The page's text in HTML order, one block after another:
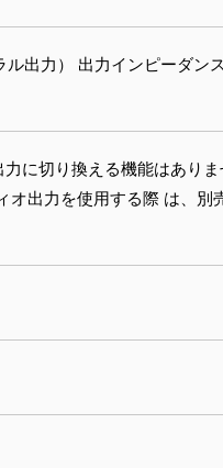
ル出力） 出力インピーダ
に切り換える機能はあり
オ出力を使用する際 は、別